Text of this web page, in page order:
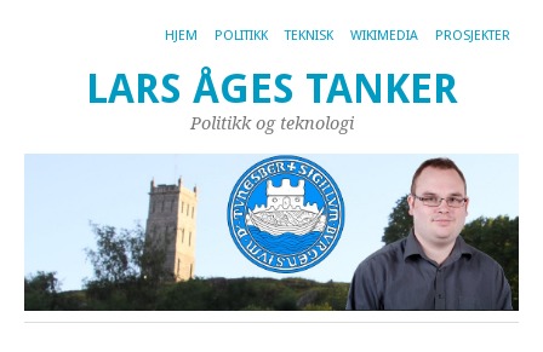
HJEM POLITIKK TEKNISK WIKIMEDIA PROSJEKTER
LARS ÅGES TANKER
Politikk og teknologi